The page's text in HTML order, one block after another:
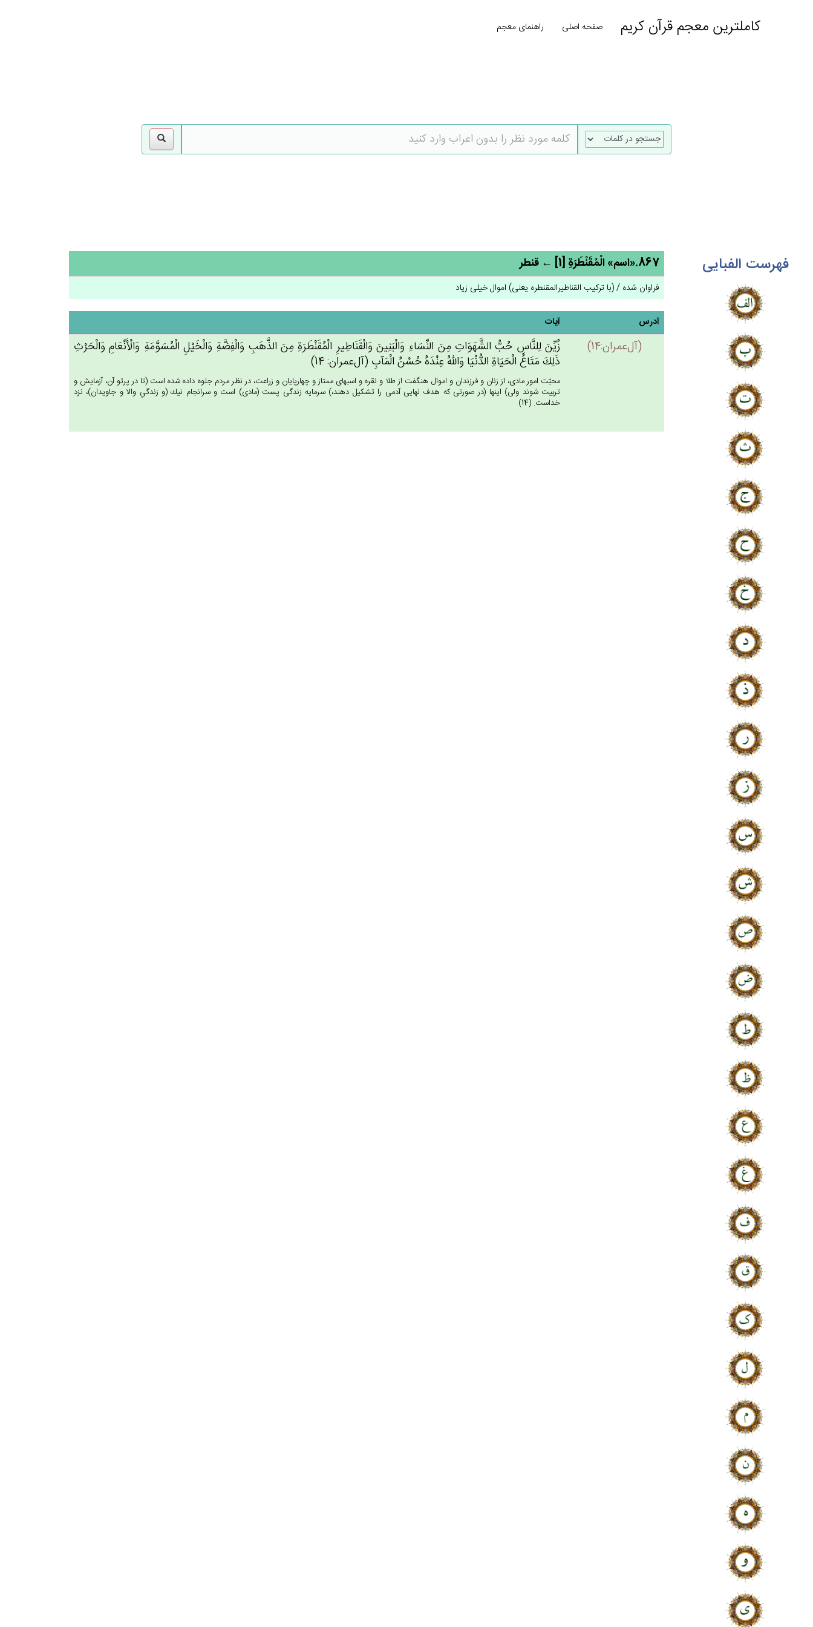
کاملترین معجم قرآن کریم صفحه اصلی راهنمای معجم
فهرست الفبایی 867.«اسم» الْمُقَنْطَرَة‌ِ [1] ← قنطر
فراوان شده / (با ترکیب القناطیرالمقنطره یعنی) اموال خیلی زیاد
آدرس آیات
(آل‌عمران:14)
زُيِّن‌َ لِلنَّاس‌ِ حُب‌ُّ الشَّهَوَات‌ِ مِن‌َ النِّسَاءِ وَالْبَنِين‌َ وَالْقَنَاطِيرِ الْمُقَنْطَرَة‌ِ مِن‌َ الذَّهَب‌ِ وَالْفِضَّة‌ِ وَالْخَيْل‌ِ الْمُسَوَّمَة‌ِ وَالْأَنْعَام‌ِ وَالْحَرْث‌ِ
ذَلِك‌َ مَتَاع‌ُ الْحَيَاة‌ِ الدُّنْيَا وَالله‌ُ عِنْدَه‌ُ حُسْن‌ُ الْمَآب‌ِ (آل‌عمران: 14)
محبّت امور مادى، از زنان و فرزندان و اموال هنگفت از طلا و نقره و اسبهاى ممتاز و چهارپايان و زراعت، در نظر مردم جلوه داده شده است (تا در پرتو آن، آزمايش و
تربيت شوند ولى) اينها (در صورتى كه هدف نهايى آدمى را تشكيل دهند،) سرمايه زندگى پست (مادى) است و سرانجام نيك (و زندگىِ والا و جاويدان)، نزد
خداست. (14)